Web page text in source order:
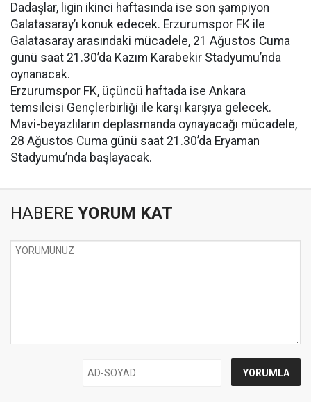
Dadaşlar, ligin ikinci haftasında ise son şampiyon
Galatasaray’ı konuk edecek. Erzurumspor FK ile
Galatasaray arasındaki mücadele, 21 Ağustos Cuma
günü saat 21.30’da Kazım Karabekir Stadyumu’nda
oynanacak.
Erzurumspor FK, üçüncü haftada ise Ankara
temsilcisi Gençlerbirliği ile karşı karşıya gelecek.
Mavi-beyazlıların deplasmanda oynayacağı mücadele,
28 Ağustos Cuma günü saat 21.30’da Eryaman
Stadyumu’nda başlayacak.
HABERE YORUM KAT